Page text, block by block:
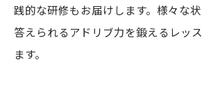
践的な研修もお届けします。様々な
答えられるアドリブ力を鍛えるレッ
ます。